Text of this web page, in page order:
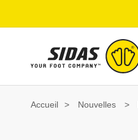
Accueil > Nouvelles >